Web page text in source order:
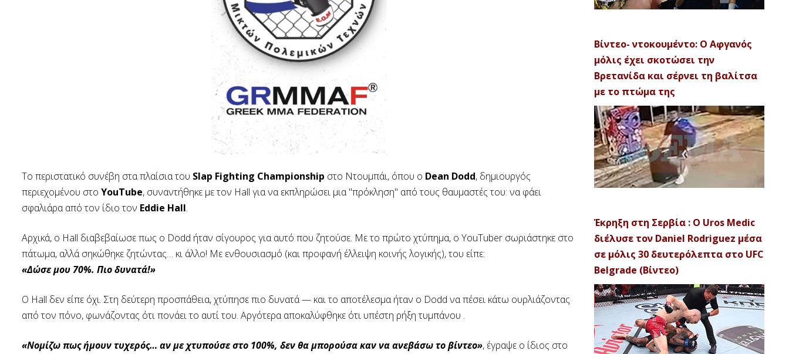
Το περιστατικό συνέβη στα πλαίσια του Slap Fighting Championship στο Ντουμπάι, όπου ο Dean Dodd, δημιουργός
περιεχομένου στο YouTube, συναντήθηκε με τον Hall για να εκπληρώσει μια "πρόκληση" από τους θαυμαστές του: να φάει
σφαλιάρα από τον ίδιο τον Eddie Hall.
Αρχικά, ο Hall διαβεβαίωσε πως ο Dodd ήταν σίγουρος για αυτό που ζητούσε. Με το πρώτο χτύπημα, ο YouTuber σωριάστηκε στο
πάτωμα, αλλά σηκώθηκε ζητώντας… κι άλλο! Με ενθουσιασμό (και προφανή έλλειψη κοινής λογικής), του είπε:
«Δώσε μου 70%. Πιο δυνατά!»
Ο Hall δεν είπε όχι. Στη δεύτερη προσπάθεια, χτύπησε πιο δυνατά — και το αποτέλεσμα ήταν ο Dodd να πέσει κάτω ουρλιάζοντας
από τον πόνο, φωνάζοντας ότι πονάει το αυτί του. Αργότερα αποκαλύφθηκε ότι υπέστη ρήξη τυμπάνου .
«Νομίζω πως ήμουν τυχερός… αν με χτυπούσε στο 100%, δεν θα μπορούσα καν να ανεβάσω το βίντεο», έγραψε ο ίδιος στο
Βίντεο- ντοκουμέντο: Ο Αφγανός
μόλις έχει σκοτώσει την
Βρετανίδα και σέρνει τη βαλίτσα
με το πτώμα της
Έκρηξη στη Σερβία : Ο Uros Medic
διέλυσε τον Daniel Rodriguez μέσα
σε μόλις 30 δευτερόλεπτα στο UFC
Belgrade (Βίντεο)